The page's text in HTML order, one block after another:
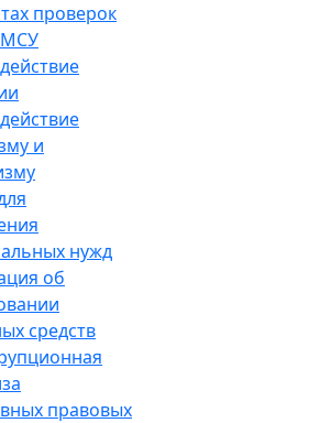
проверок
МСУ
и
нужд
об
средств
правовых